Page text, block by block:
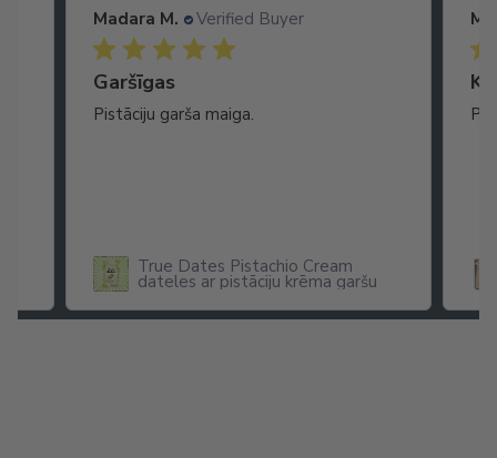
Madara M. Verified Buyer
Garšīgas
Pistāciju garša maiga.
True Dates Pistachio Cream
dateles ar pistāciju krēma garšu